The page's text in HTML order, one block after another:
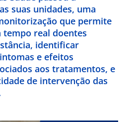
suas unidades, uma
que permite
tempo real doentes
identificar
e efeitos
aos tratamentos, e
de intervenção das